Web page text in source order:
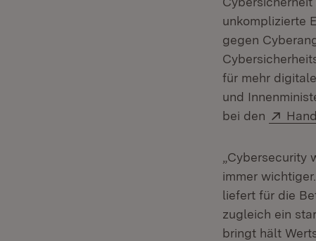
unkomplizierte
gegen
für mehr
und
bei den
immer
liefert für die
zugleich ein
bringt hält